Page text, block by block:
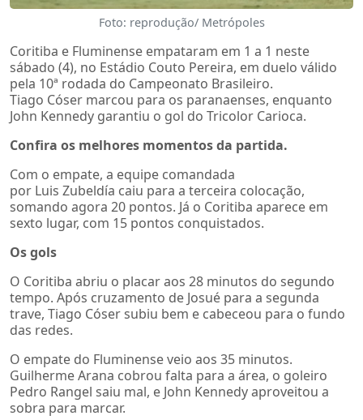
Foto: reprodução/ Metrópoles
Coritiba e Fluminense empataram em 1 a 1 neste
sábado (4), no Estádio Couto Pereira, em duelo válido
pela 10ª rodada do Campeonato Brasileiro.
Tiago Cóser marcou para os paranaenses, enquanto
John Kennedy garantiu o gol do Tricolor Carioca.
Confira os melhores momentos da partida.
Com o empate, a equipe comandada
por Luis Zubeldía caiu para a terceira colocação,
somando agora 20 pontos. Já o Coritiba aparece em
sexto lugar, com 15 pontos conquistados.
Os gols
O Coritiba abriu o placar aos 28 minutos do segundo
tempo. Após cruzamento de Josué para a segunda
trave, Tiago Cóser subiu bem e cabeceou para o fundo
das redes.
O empate do Fluminense veio aos 35 minutos.
Guilherme Arana cobrou falta para a área, o goleiro
Pedro Rangel saiu mal, e John Kennedy aproveitou a
sobra para marcar.